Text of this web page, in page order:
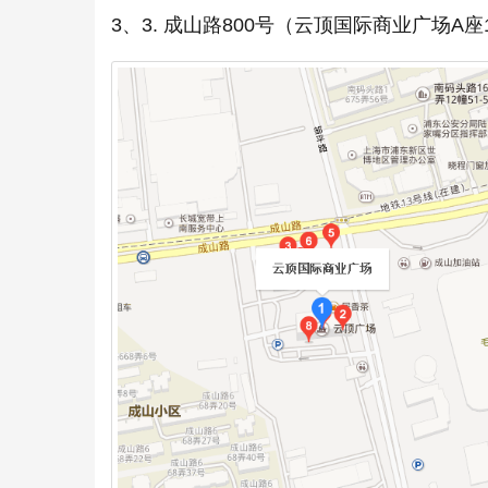
3、3. 成山路800号（云顶国际商业广场A座